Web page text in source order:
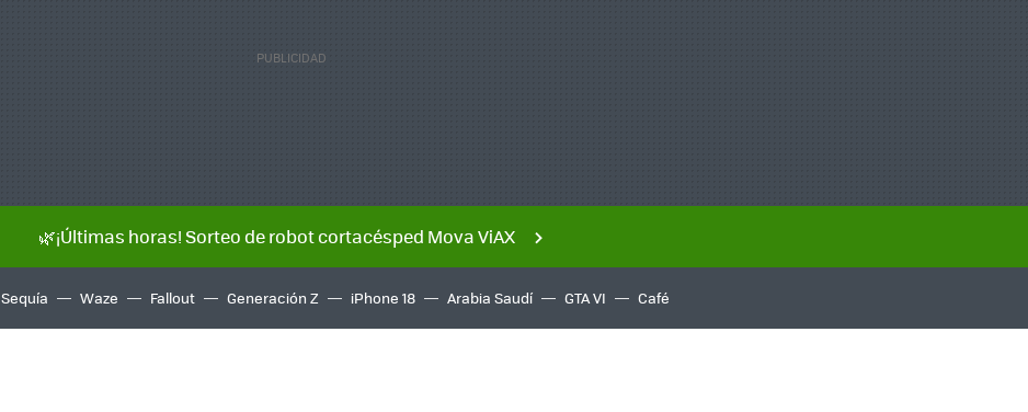
🌿¡Últimas horas! Sorteo de robot cortacésped Mova ViAX
Sequía Waze Fallout Generación Z iPhone 18 Arabia Saudí GTA VI Café